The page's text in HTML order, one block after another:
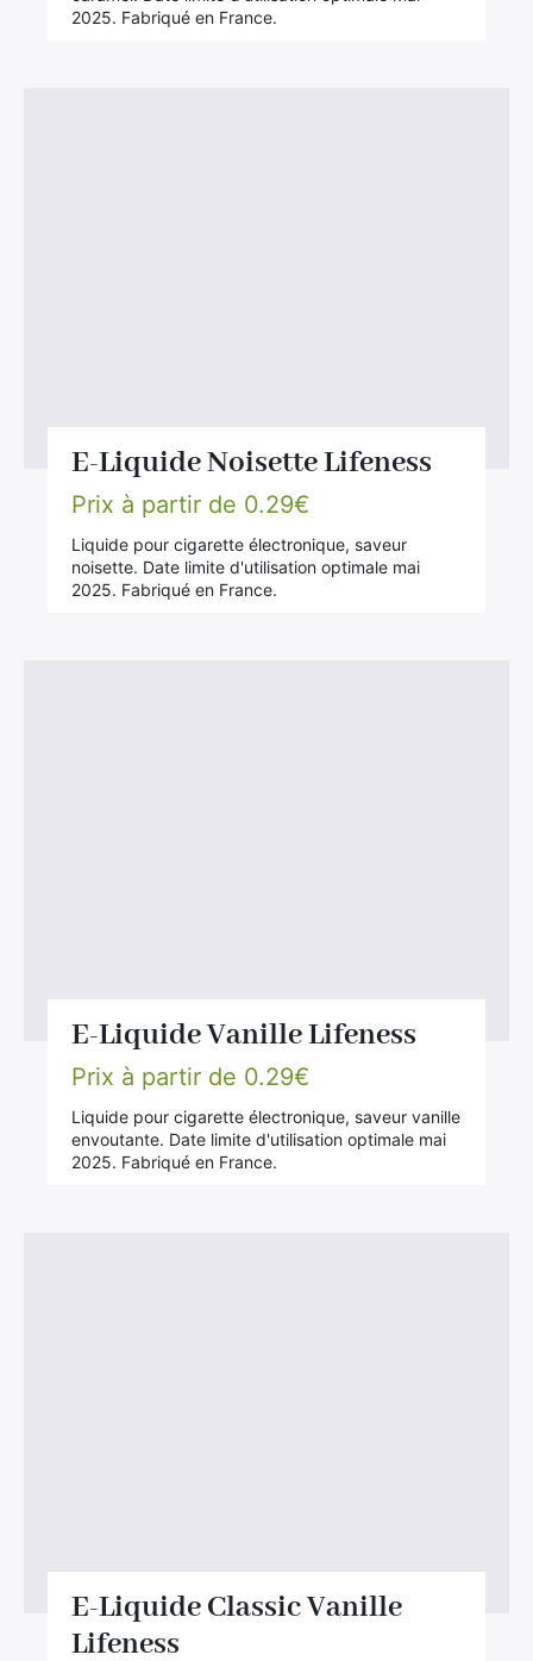
2025. Fabriqué en France.
E-Liquide Noisette Lifeness
Prix à partir de 0.29€
Liquide pour cigarette électronique, saveur
noisette. Date limite d'utilisation optimale mai
2025. Fabriqué en France.
E-Liquide Vanille Lifeness
Prix à partir de 0.29€
Liquide pour cigarette électronique, saveur vanille
envoutante. Date limite d'utilisation optimale mai
2025. Fabriqué en France.
E-Liquide Classic Vanille
Lifeness